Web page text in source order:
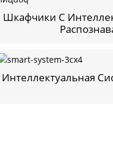
Шкафчики С
Интеллектуальная